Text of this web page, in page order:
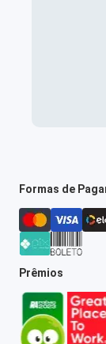
Formas de
Prêmios